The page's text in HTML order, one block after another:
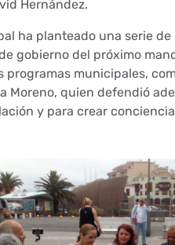
Hernández.
ha planteado una serie
gobierno del próximo
municipales,
Moreno, quien defendió
y para crear